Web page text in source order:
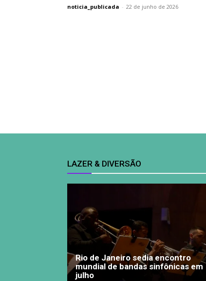
noticia_publicada - 22 de junho de 2026
LAZER & DIVERSÃO
Rio de Janeiro sedia encontro
mundial de bandas sinfônicas em
julho